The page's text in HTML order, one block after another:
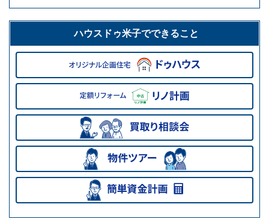
ハウスドゥ米子でできること